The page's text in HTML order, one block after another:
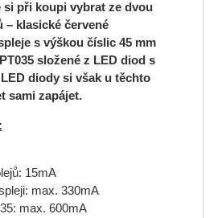
si při koupi vybrat ze dvou
– klasické červené
s výškou číslic 45 mm
složené z LED diod s
diody si však u těchto
sami zapájet.
15mA
max. 330mA
max. 600mA